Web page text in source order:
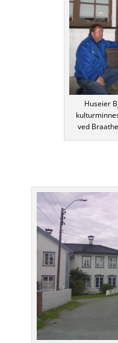
Huseier
ved